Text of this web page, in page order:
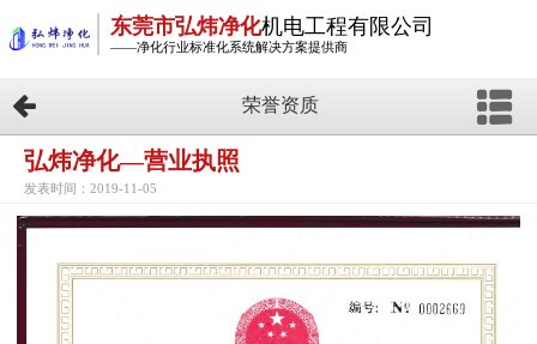
东莞市弘炜净化机电工程有限公司
——净化行业标准化系统解决方案提供商
荣誉资质
弘炜净化—营业执照
发表时间：2019-11-05